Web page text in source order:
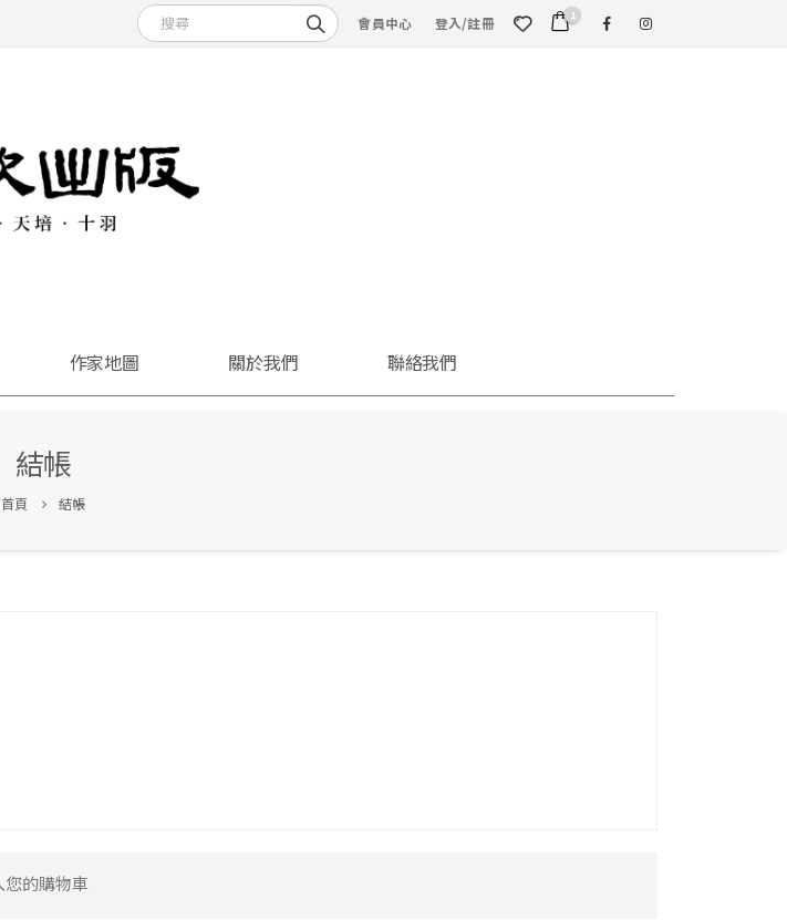
會員中心 登入/註冊 1
作家地圖 關於我們 聯絡我們
結帳
首頁 結帳
的購物車